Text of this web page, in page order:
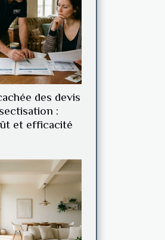
des devis
:
et efficacité